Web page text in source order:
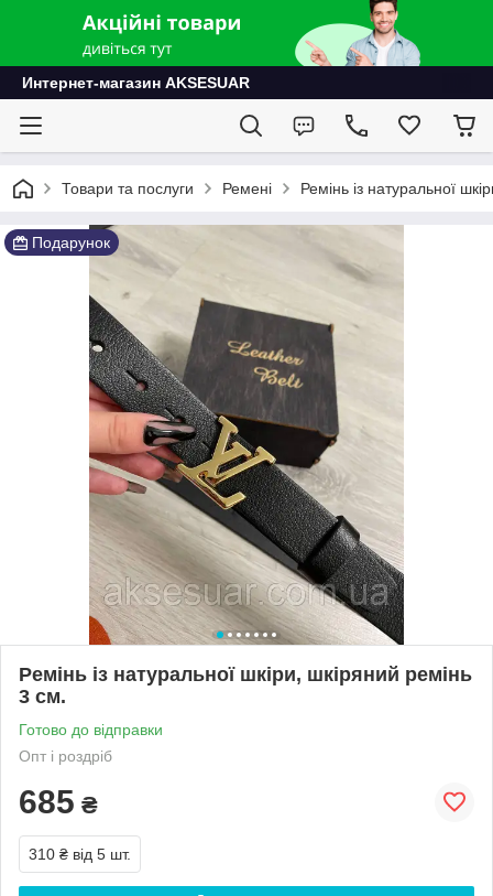
Интернет-магазин AKSESUAR
Товари та послуги Ремені Ремінь із натуральної
Подарунок
Ремінь із натуральної шкіри, шкіряний ремінь
3 см.
Готово до відправки
Опт і роздріб
685 ₴
310 ₴ від 5 шт.